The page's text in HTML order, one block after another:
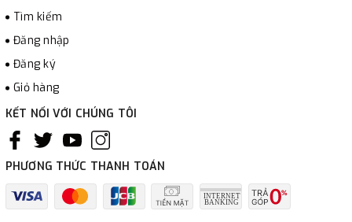
Tìm kiếm
Đăng nhập
Đăng ký
Giỏ hàng
KẾT NỐI VỚI CHÚNG TÔI
PHƯƠNG THỨC THANH TOÁN